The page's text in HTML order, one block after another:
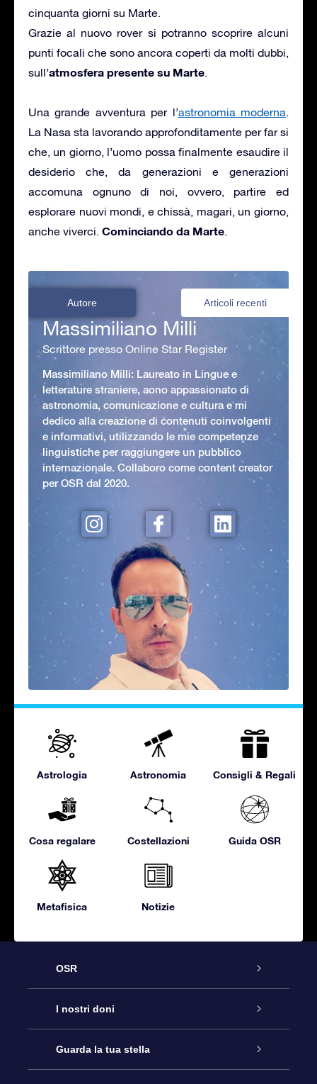
cinquanta giorni su Marte.
Grazie al nuovo rover si potranno scoprire alcuni
punti focali che sono ancora coperti da molti dubbi,
sull’atmosfera presente su Marte.
Una grande avventura per l’astronomia moderna.
La Nasa sta lavorando approfonditamente per far si
che, un giorno, l’uomo possa finalmente esaudire il
desiderio che, da generazioni e generazioni
accomuna ognuno di noi, ovvero, partire ed
esplorare nuovi mondi, e chissà, magari, un giorno,
anche viverci. Cominciando da Marte.
Autore Articoli recenti
Massimiliano Milli
Scrittore presso Online Star Register
Massimiliano Milli: Laureato in Lingue e
letterature straniere, aono appassionato di
astronomia, comunicazione e cultura e mi
dedico alla creazione di contenuti coinvolgenti
e informativi, utilizzando le mie competenze
linguistiche per raggiungere un pubblico
internazionale. Collaboro come content creator
per OSR dal 2020.
Astrologia Astronomia Consigli & Regali
Cosa regalare Costellazioni Guida OSR
Metafisica Notizie
OSR
Assistenza
Contattaci
I nostri doni
Online Star Gift
Guarda la tua stella